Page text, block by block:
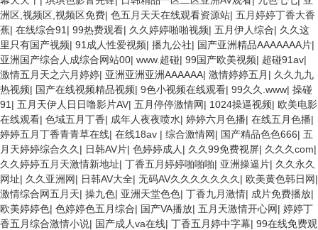
洲区,视频区,视频区免费| 色五月天天在线观看资源站| 五月婷婷丁香大香
蕉| 在线综合91 | 99热费观看| 久久婷婷啪啪视频| 五月伊人综合| 久久这
里只有国产视频| 91成人性爱视频| 播九公社| 国产亚洲精品AAAAAAA片|
亚洲国产综合人成综合网站00| www.超碰| 99国产欧美视频| 超碰91av|
激情五月天之六月婷婷| 亚洲亚洲亚洲AAAAAA| 激情婷婷五月 | 久久九九
热视频| 国产在线视频精品视频| 9色小视频在线观看| 99久久.www| 操碰
91 | 五月天伊人日日噜影片AV| 五月停停激情网| 1024操逼视频| 欧美电影
在线观看| 色域五月丁香| 成年人夜夜喷水| 婷婷六月色播| 在线五月色播|
婷婷五月丁香青青草在线| 在线18av | 综合激情网| 国产精品色色666| 五
月天婷婷综合久久 | 日韩AV片| 色婷婷成人 | 久久99免费视屏| 久久久com|
久久婷婷五月天激情新地址| 丁香五月婷婷啪啪啪| 亚洲操逼片| 久久永久
网址| 久久亚洲网| 日韩AV大全| 无码AV久久久久久久久 | 欧美黄色韩日网|
激情综合网五月天| 操九色| 亚洲天堂色色| 丁香九月激情| 成片免费播放|
欧美婷婷色| 色婷婷色五月综合| 国产VA播放| 五月天激情开心网| 婷婷丁
香五月综合激情小说| 国产成人va在线| 丁香五月婷中字幕| 99在线免费观